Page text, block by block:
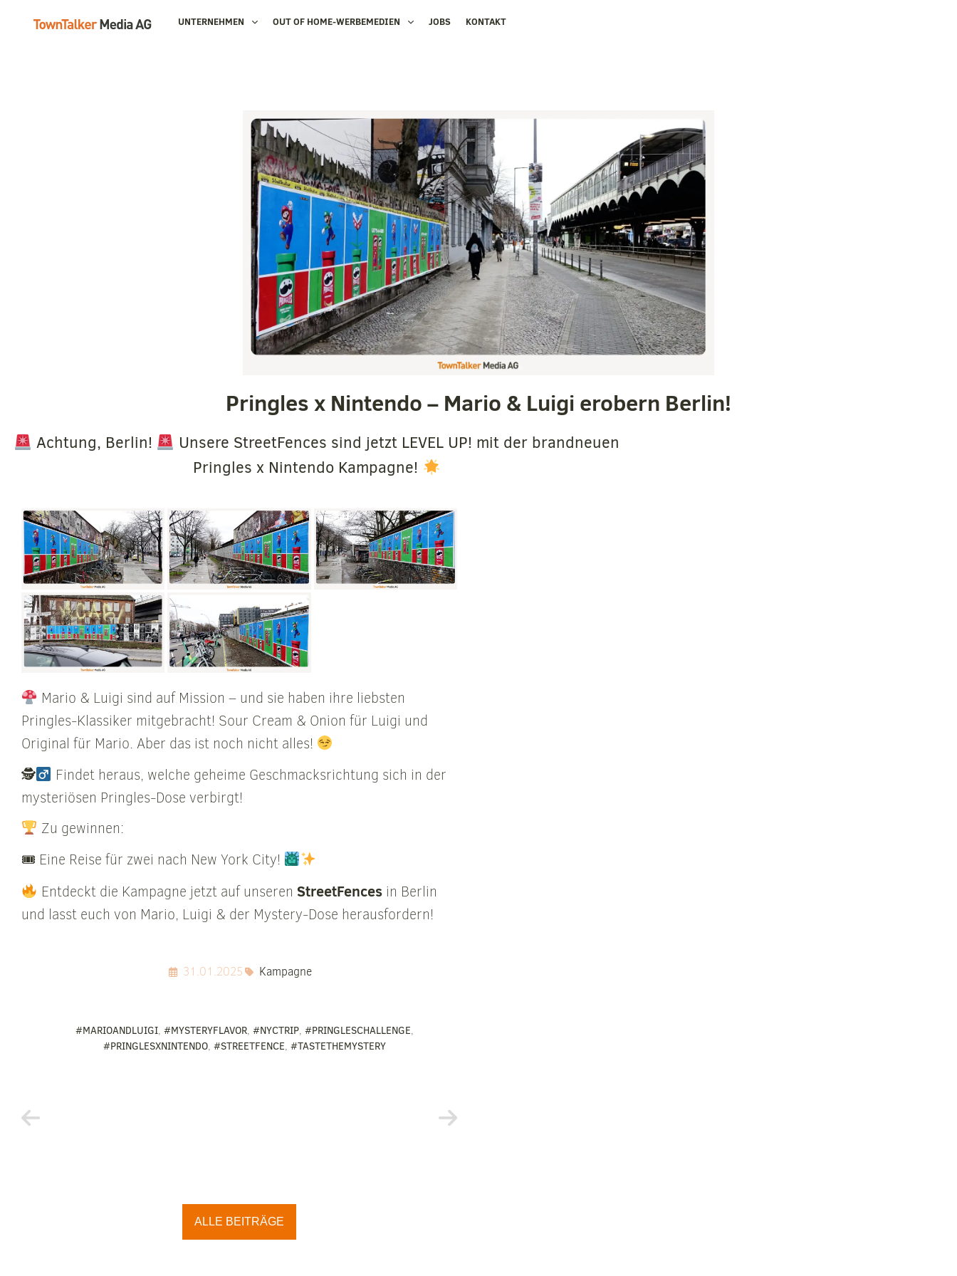
UNTERNEHMEN OUT OF HOME-WERBEMEDIEN JOBS KONTAKT
Pringles x Nintendo – Mario & Luigi erobern Berlin!
Achtung, Berlin!
Unsere StreetFences sind jetzt LEVEL UP! mit der brandneuen
Pringles x Nintendo Kampagne!
Mario & Luigi sind auf Mission – und sie haben ihre liebsten
Pringles-Klassiker mitgebracht! Sour Cream & Onion für Luigi und
Original für Mario. Aber das ist noch nicht alles!
🕵
Findet heraus, welche geheime Geschmacksrichtung sich in der
mysteriösen Pringles-Dose verbirgt!
Zu gewinnen:
🎟 Eine Reise für zwei nach New York City!
Entdeckt die Kampagne jetzt auf unseren StreetFences in Berlin
und lasst euch von Mario, Luigi & der Mystery-Dose herausfordern!
31.01.2025 Kampagne
#MARIOANDLUIGI, #MYSTERYFLAVOR, #NYCTRIP, #PRINGLESCHALLENGE,
#PRINGLESXNINTENDO, #STREETFENCE, #TASTETHEMYSTERY
ALLE BEITRÄGE